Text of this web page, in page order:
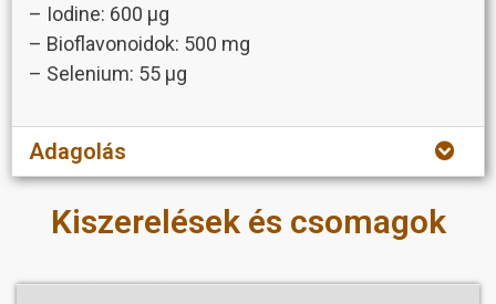
– Iodine: 600 µg
– Bioflavonoidok: 500 mg
– Selenium: 55 µg
Adagolás
Kiszerelések és csomagok